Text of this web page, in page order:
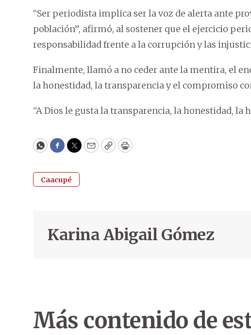
“Ser periodista implica ser la voz de alerta ante
población”, afirmó, al sostener que el ejercicio
responsabilidad frente a la corrupción y las
Finalmente, llamó a no ceder ante la mentira, el
la honestidad, la transparencia y el compromiso
“A Dios le gusta la transparencia, la honestidad, la
WhatsApp
Facebook
Twitter
EmailCopyPrint
Caacupé
Karina Abigail Gómez
Más contenido de